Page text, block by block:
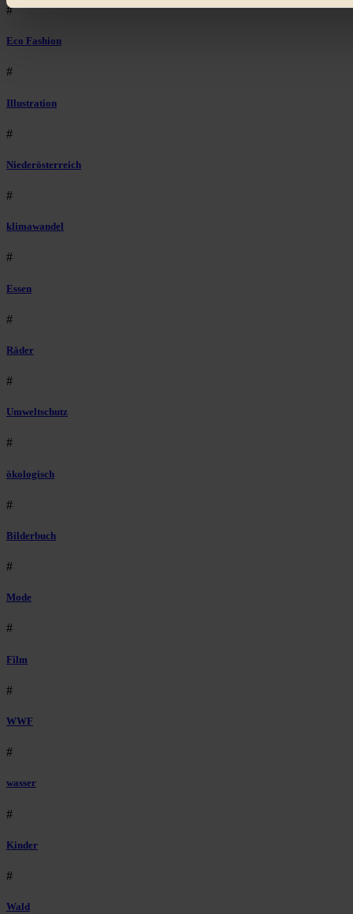
#
Eco Fashion
#
Illustration
#
Niederösterreich
#
klimawandel
#
Essen
#
Räder
#
Umweltschutz
#
ökologisch
#
Bilderbuch
#
Mode
#
Film
#
WWF
#
wasser
#
Kinder
#
Wald